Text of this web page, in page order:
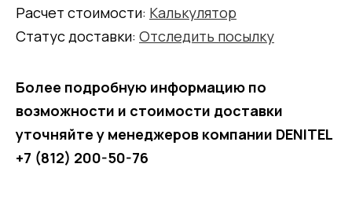
Расчет стоимости: Калькулятор
Статус доставки: Отследить посылку
Более подробную информацию по
возможности и стоимости доставки
уточняйте у менеджеров компании DENITEL
+7 (812) 200-50-76